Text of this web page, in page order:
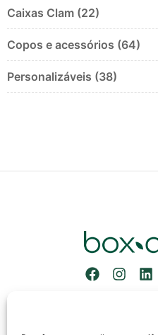
Caixas Clam (22)
Copos e acessórios (64)
Personalizáveis (38)